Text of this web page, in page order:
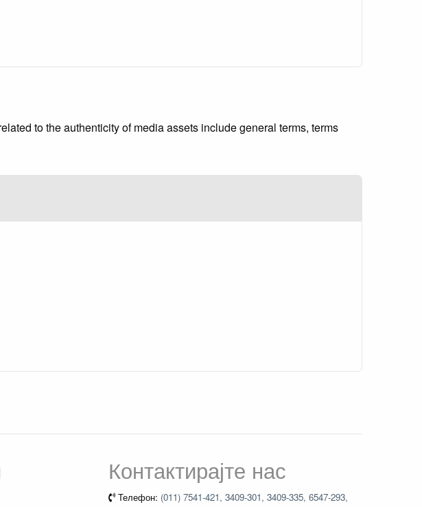
to the authenticity of media assets include general terms, terms
Контактирајте нас
Телефон: (011) 7541-421, 3409-301, 3409-335, 6547-293,